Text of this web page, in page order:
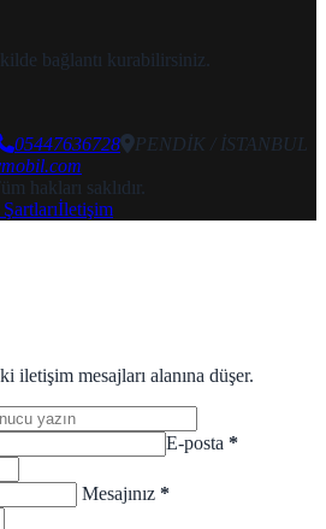
bağlantı kurabilirsiniz.
05447636728
PENDİK / İSTANBUL
hakları saklıdır.
İletişim
iletişim mesajları alanına düşer.
E-posta *
Mesajınız *